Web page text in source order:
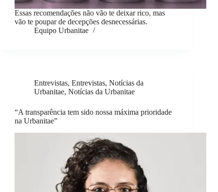
Essas recomendações não vão te deixar rico, mas
vão te poupar de decepções desnecessárias.
Equipo Urbanitae
Entrevistas, Entrevistas, Notícias da
Urbanitae, Notícias da Urbanitae
“A transparência tem sido nossa máxima prioridade
na Urbanitae”